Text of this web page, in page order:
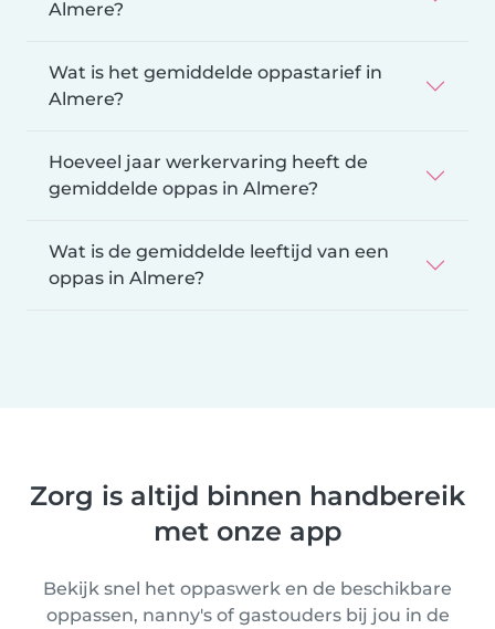
Almere?
Wat is het gemiddelde oppastarief in
Almere?
Hoeveel jaar werkervaring heeft de
gemiddelde oppas in Almere?
Wat is de gemiddelde leeftijd van een
oppas in Almere?
Zorg is altijd binnen handbereik
met onze app
Bekijk snel het oppaswerk en de beschikbare
oppassen, nanny's of gastouders bij jou in de